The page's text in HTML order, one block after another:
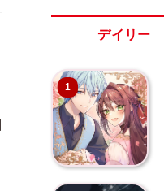
デイリー
1